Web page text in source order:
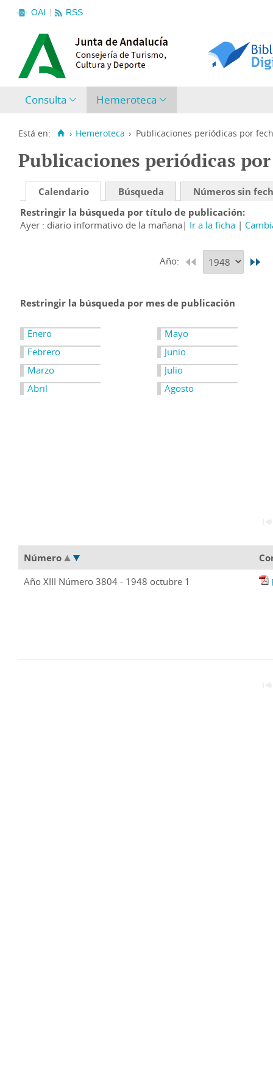
OAI RSS
Consulta Hemeroteca
Está en: › Hemeroteca › Publicaciones periódicas por
Publicaciones periódicas
Calendario Búsqueda
Números sin
Restringir la búsqueda por título de publicación
Ayer : diario informativo de la mañana
Ir a la ficha
Año:
Restringir la búsqueda por mes de publicación
Enero
Febrero
Marzo
Abril
Mayo
Junio
Julio
Agosto
Número
Año XIII Número 3804 - 1948 octubre 1